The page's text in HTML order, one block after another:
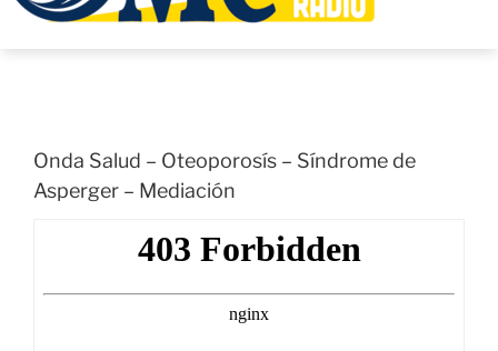
Onda Salud – Oteoporosís – Síndrome de
Asperger – Mediación